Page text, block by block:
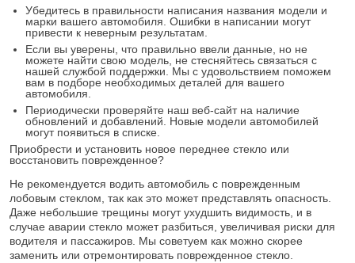
Убедитесь в правильности написания названия модели и
марки вашего автомобиля. Ошибки в написании могут
привести к неверным результатам.
Если вы уверены, что правильно ввели данные, но не
можете найти свою модель, не стесняйтесь связаться с
нашей службой поддержки. Мы с удовольствием поможем
вам в подборе необходимых деталей для вашего
автомобиля.
Периодически проверяйте наш веб-сайт на наличие
обновлений и добавлений. Новые модели автомобилей
могут появиться в списке.
Приобрести и установить новое переднее стекло или
восстановить поврежденное?
Не рекомендуется водить автомобиль с поврежденным
лобовым стеклом, так как это может представлять опасность.
Даже небольшие трещины могут ухудшить видимость, и в
случае аварии стекло может разбиться, увеличивая риски для
водителя и пассажиров. Мы советуем как можно скорее
заменить или отремонтировать поврежденное стекло.